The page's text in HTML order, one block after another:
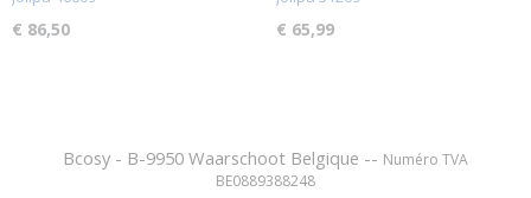
€ 86,50 € 65,99
Bcosy - B-9950 Waarschoot Belgique -- Numéro TVA
BE0889388248